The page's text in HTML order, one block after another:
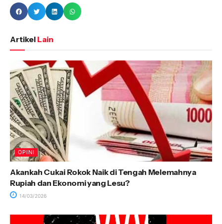
Artikel Lain
OPINI
Akankah Cukai Rokok Naik di Tengah Melemahnya
Rupiah dan Ekonomi yang Lesu?
14/03/2026